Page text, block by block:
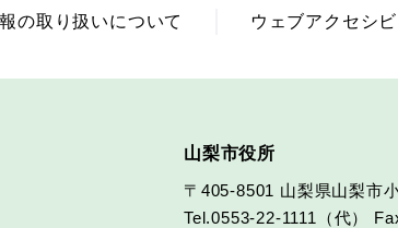
の取り扱いについて ウェブアクセシ
山梨市役所
〒405-8501 山梨県山梨市
Tel.0553-22-1111（代）